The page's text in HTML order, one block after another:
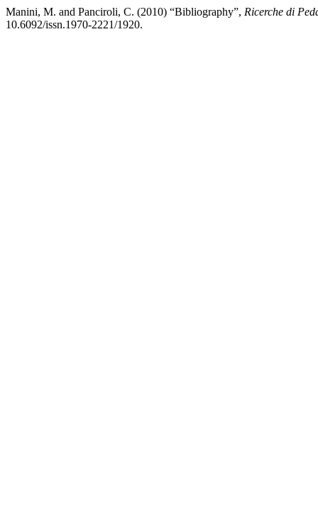
Manini, M. and Panciroli, C. (2010) “Bibliography”, Ricerche di
10.6092/issn.1970-2221/1920.